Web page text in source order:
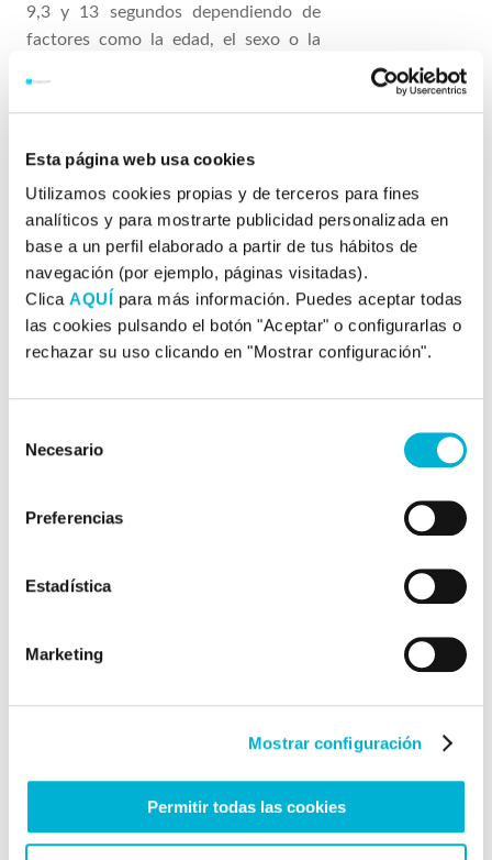
Esta página web usa cookies
Utilizamos cookies propias y de terceros para fines
analíticos y para mostrarte publicidad personalizada en
base a un perfil elaborado a partir de tus hábitos de
navegación (por ejemplo, páginas visitadas).
Clica AQUÍ para más información. Puedes aceptar todas
las cookies pulsando el botón "Aceptar" o configurarlas o
rechazar su uso clicando en "Mostrar configuración".
Necesario
Preferencias
Estadística
Marketing
Mostrar configuración
Permitir todas las cookies
9,3 y 13 segundos dependiendo de
factores como la edad, el sexo o la
determinada por la evaluación del
El entrenamiento con frecuencia
resonante hará que el deportista
mejore su función cardio-respiratoria
aumentando su frecuencia cardiaca
cuando tenga que realizar un esfuerzo
cuando esté descansando. También
respiratorios por lo que la
necesarios (sangre y oxígeno) para la
cansancio, fatiga muscular, estrés